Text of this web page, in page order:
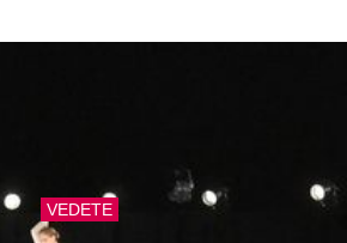
VEDETE